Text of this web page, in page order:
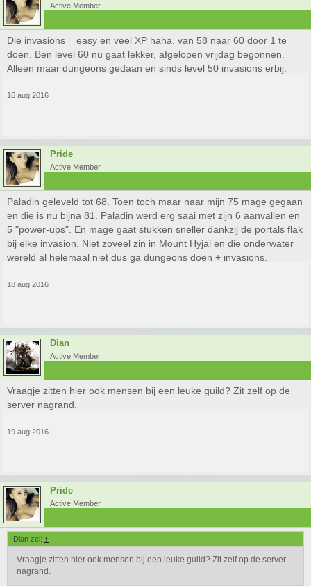
Active Member
Die invasions = easy en veel XP haha. van 58 naar 60 door 1 te
doen. Ben level 60 nu gaat lekker, afgelopen vrijdag begonnen.
Alleen maar dungeons gedaan en sinds level 50 invasions erbij.
16 aug 2016
Pride
Active Member
Paladin geleveld tot 68. Toen toch maar naar mijn 75 mage gegaan
en die is nu bijna 81. Paladin werd erg saai met zijn 6 aanvallen en
5 "power-ups". En mage gaat stukken sneller dankzij de portals flak
bij elke invasion. Niet zoveel zin in Mount Hyjal en die onderwater
wereld al helemaal niet dus ga dungeons doen + invasions.
18 aug 2016
Dian
Active Member
Vraagje zitten hier ook mensen bij een leuke guild? Zit zelf op de
server nagrand.
19 aug 2016
Pride
Active Member
Dian zei: ↑
Vraagje zitten hier ook mensen bij een leuke guild? Zit zelf op de server
nagrand.